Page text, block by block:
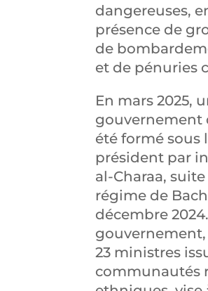
dangereuses,
présence de
de
et de pénuries
En mars 2025,
gouvernement
été formé sous
président par
al-Charaa,
régime de
décembre
23 ministres
communautés